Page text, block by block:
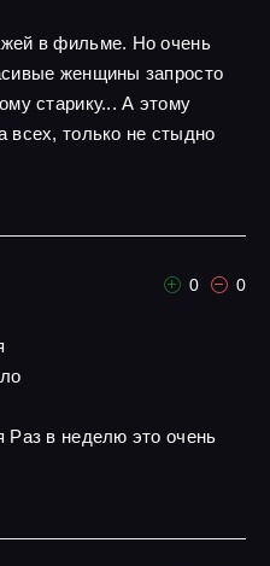
в фильме. Но очень
женщины запросто
старику... А этому
всех, только не стыдно
0 0
Pаз в неделю это очень